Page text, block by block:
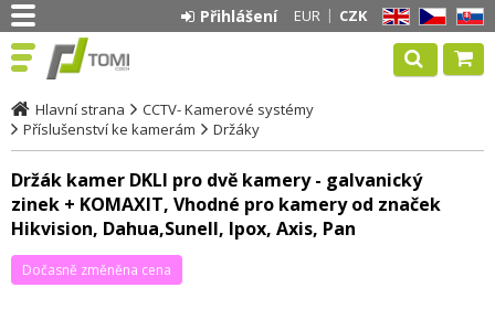
EN CZ SK
EUR CZK
Přihlášení
Hlavní strana
CCTV- Kamerové systémy
Příslušenství ke kamerám
Držáky
Držák kamer DKLI pro dvě kamery - galvanický
zinek + KOMAXIT, Vhodné pro kamery od značek
Hikvision, Dahua,Sunell, Ipox, Axis, Pan
Dočasně změněna cena